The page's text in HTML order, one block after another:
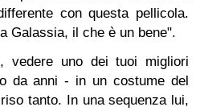
con questa pellicola.
Galassia, il che è un bene".
vedere uno dei tuoi migliori
da anni - in un costume del
tanto. In una sequenza lui,